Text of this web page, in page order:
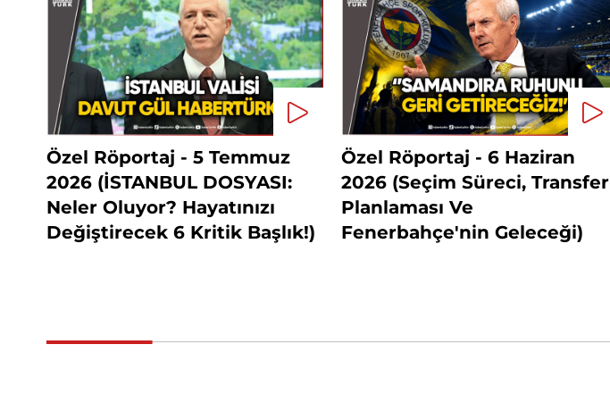
Özel Röportaj - 5 Temmuz
2026 (İSTANBUL DOSYASI:
Neler Oluyor? Hayatınızı
Değiştirecek 6 Kritik Başlık!)
Özel Röportaj - 6 Haziran
2026 (Seçim Süreci, Transfer
Planlaması Ve
Fenerbahçe'nin Geleceği)